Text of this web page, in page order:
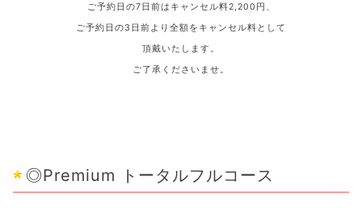
ご予約日の7日 前はキャンセル料2,200 円、
ご予約日の3 日前より全額をキャンセル料として
頂戴いたします。
ご了承くださいませ。
◎Premium トータルフルコース